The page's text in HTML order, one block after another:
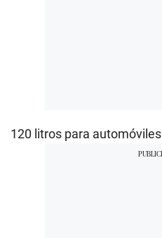
120 litros para automóviles